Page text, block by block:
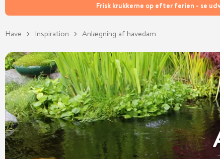
Frisk krukkerne op efter ferien - se
Have Inspiration Anlægning af havedam